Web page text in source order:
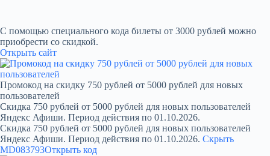
С помощью специального кода билеты от 3000 рублей можно
приобрести со скидкой.
Открыть сайт
Промокод на скидку 750 рублей от 5000 рублей для новых
пользователей
Скидка 750 рублей от 5000 рублей для новых пользователей
Яндекс Афиши. Период действия по 01.10.2026.
Скидка 750 рублей от 5000 рублей для новых пользователей
Яндекс Афиши. Период действия по 01.10.2026. Скрыть
MD083793Открыть код